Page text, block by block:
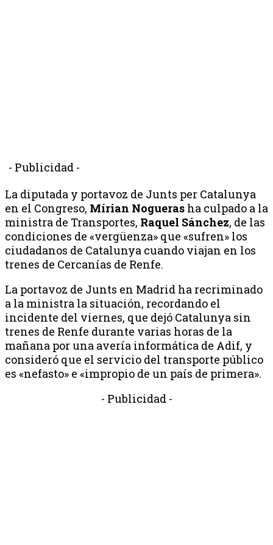
- Publicidad -
La diputada y portavoz de Junts per Catalunya
en el Congreso, Mírian Nogueras ha culpado a la
ministra de Transportes, Raquel Sánchez, de las
condiciones de «vergüenza» que «sufren» los
ciudadanos de Catalunya cuando viajan en los
trenes de Cercanías de Renfe.
La portavoz de Junts en Madrid ha recriminado
a la ministra la situación, recordando el
incidente del viernes, que dejó Catalunya sin
trenes de Renfe durante varias horas de la
mañana por una avería informática de Adif, y
consideró que el servicio del transporte público
es «nefasto» e «impropio de un país de primera».
- Publicidad -